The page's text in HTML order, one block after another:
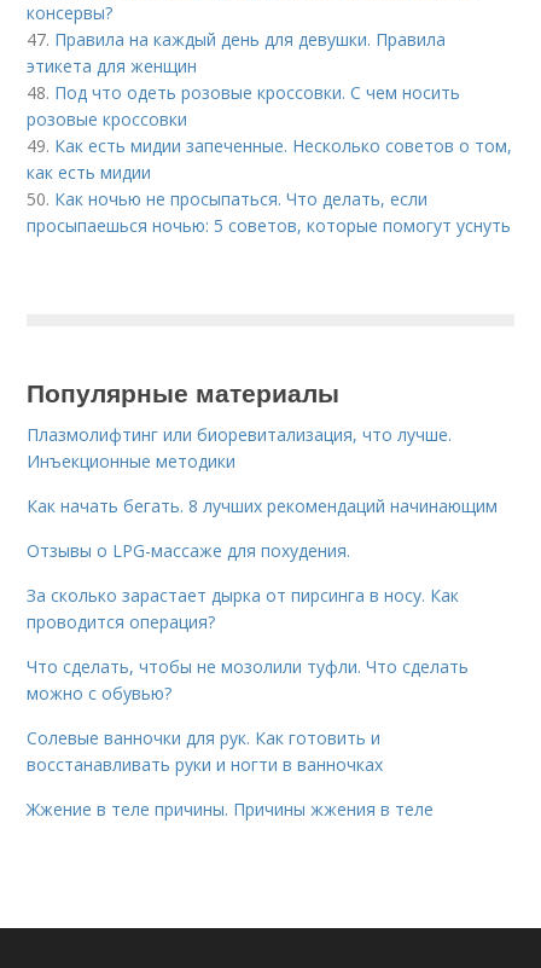
консервы?
47. Правила на каждый день для девушки. Правила
этикета для женщин
48. Под что одеть розовые кроссовки. С чем носить
розовые кроссовки
49. Как есть мидии запеченные. Несколько советов о том,
как есть мидии
50. Как ночью не просыпаться. Что делать, если
просыпаешься ночью: 5 советов, которые помогут уснуть
Популярные материалы
Плазмолифтинг или биоревитализация, что лучше.
Инъекционные методики
Как начать бегать. 8 лучших рекомендаций начинающим
Отзывы о LPG-массаже для похудения.
За сколько зарастает дырка от пирсинга в носу. Как
проводится операция?
Что сделать, чтобы не мозолили туфли. Что сделать
можно с обувью?
Солевые ванночки для рук. Как готовить и
восстанавливать руки и ногти в ванночках
Жжение в теле причины. Причины жжения в теле